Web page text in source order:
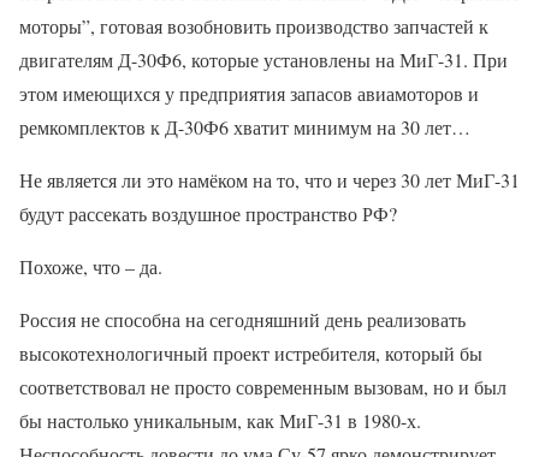
моторы”, готовая возобновить производство запчастей к
двигателям Д-30Ф6, которые установлены на МиГ-31. При
этом имеющихся у предприятия запасов авиамоторов и
ремкомплектов к Д-30Ф6 хватит минимум на 30 лет…
Не является ли это намёком на то, что и через 30 лет МиГ-31
будут рассекать воздушное пространство РФ?
Похоже, что – да.
Россия не способна на сегодняшний день реализовать
высокотехнологичный проект истребителя, который бы
соответствовал не просто современным вызовам, но и был
бы настолько уникальным, как МиГ-31 в 1980-х.